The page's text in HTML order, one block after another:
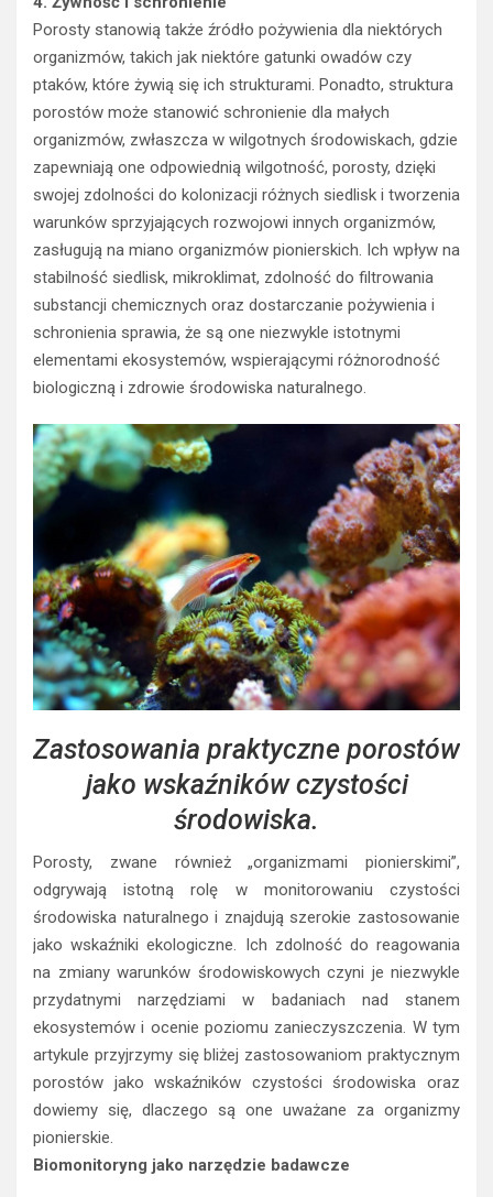
Porosty stanowią także źródło pożywienia dla niektórych
organizmów, takich jak niektóre gatunki owadów czy
ptaków, które żywią się ich strukturami. Ponadto, struktura
porostów może stanowić schronienie dla małych
organizmów, zwłaszcza w wilgotnych środowiskach, gdzie
zapewniają one odpowiednią wilgotność, porosty, dzięki
swojej zdolności do kolonizacji różnych siedlisk i tworzenia
warunków sprzyjających rozwojowi innych organizmów,
zasługują na miano organizmów pionierskich. Ich wpływ na
stabilność siedlisk, mikroklimat, zdolność do filtrowania
substancji chemicznych oraz dostarczanie pożywienia i
schronienia sprawia, że są one niezwykle istotnymi
elementami ekosystemów, wspierającymi różnorodność
biologiczną i zdrowie środowiska naturalnego.
Zastosowania praktyczne porostów
jako wskaźników czystości
środowiska.
Porosty, zwane również „organizmami pionierskimi”,
odgrywają istotną rolę w monitorowaniu czystości
środowiska naturalnego i znajdują szerokie zastosowanie
jako wskaźniki ekologiczne. Ich zdolność do reagowania
na zmiany warunków środowiskowych czyni je niezwykle
przydatnymi narzędziami w badaniach nad stanem
ekosystemów i ocenie poziomu zanieczyszczenia. W tym
artykule przyjrzymy się bliżej zastosowaniom praktycznym
porostów jako wskaźników czystości środowiska oraz
dowiemy się, dlaczego są one uważane za organizmy
pionierskie.
Biomonitoryng jako narzędzie badawcze